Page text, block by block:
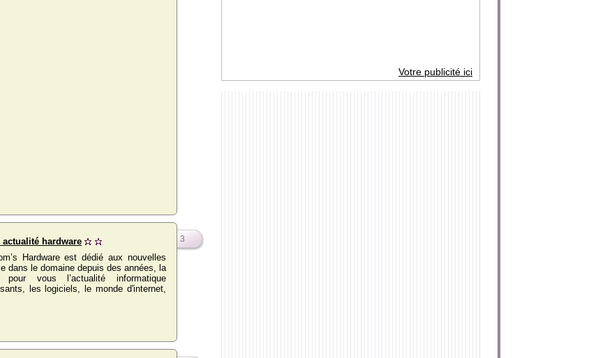
hardware
Hardware est dédié aux nouvelles
dans le domaine depuis des années, la
pour vous l’actualité informatique
les logiciels, le monde d'internet,
3
Votre publicité ici